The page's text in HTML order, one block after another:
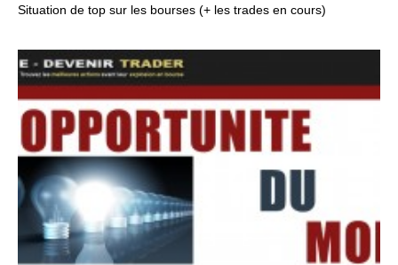
Situation de top sur les bourses (+ les trades en cours)